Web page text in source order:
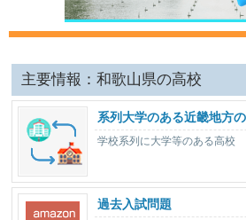
主要情報：和歌山県の高校
系列大学のある近畿地方
学校系列に大学等のある高校
過去入試問題